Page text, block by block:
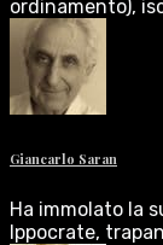
ordinamento),
Giancarlo Saran
Ha immolato la
Ippocrate,